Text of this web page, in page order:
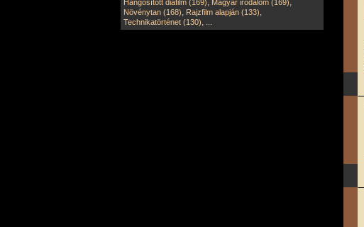
Hangosított diafilm (169), Magyar irodalom (169),
Növénytan (168), Rajzfilm alapján (133),
Technikatörténet (130),